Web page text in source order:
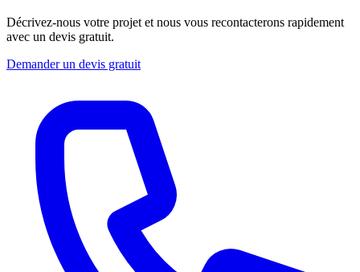
Décrivez-nous votre projet et nous vous recontacterons rapidement
avec un devis gratuit.
Demander un devis gratuit